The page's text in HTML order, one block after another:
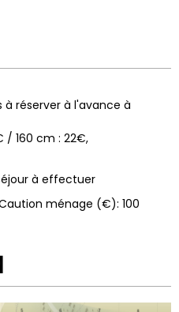
réserver à l'avance à
/ 160 cm : 22€
à effectuer
ménage (€): 100